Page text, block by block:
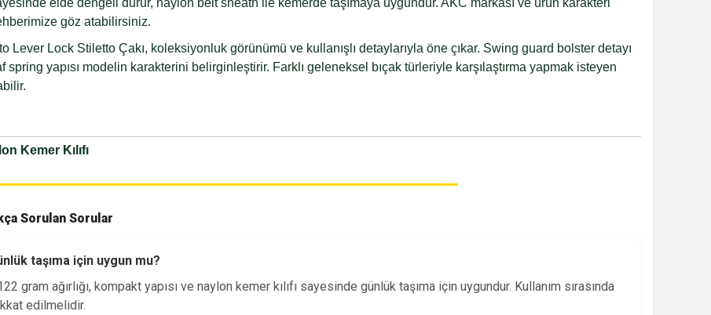
elde dengeli durur, naylon belt sheath ile kemerde taşımaya uygundur. AKC markası ve ürün karakteri
göz atabilirsiniz.
Lock Stiletto Çakı, koleksiyonluk görünümü ve kullanışlı detaylarıyla öne çıkar. Swing guard bolster detayı
spring yapısı modelin karakterini belirginleştirir. Farklı geleneksel bıçak türleriyle karşılaştırma yapmak isteyen
Kemer Kılıfı
Sorulan Sorular
taşıma için uygun mu?
gram ağırlığı, kompakt yapısı ve naylon kemer kılıfı sayesinde günlük taşıma için uygundur. Kullanım sırasında
edilmelidir.